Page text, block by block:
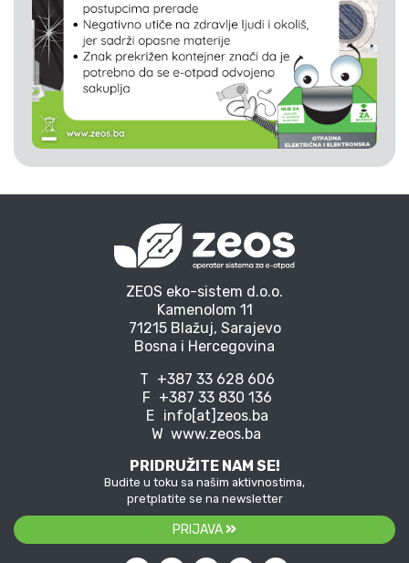
ZEOS eko-sistem d.o.o.
Kamenolom 11
71215 Blažuj, Sarajevo
Bosna i Hercegovina
T +387 33 628 606
F +387 33 830 136
E info[at]zeos.ba
W www.zeos.ba
PRIDRUŽITE NAM SE!
Budite u toku sa našim aktivnostima,
pretplatite se na newsletter
PRIJAVA